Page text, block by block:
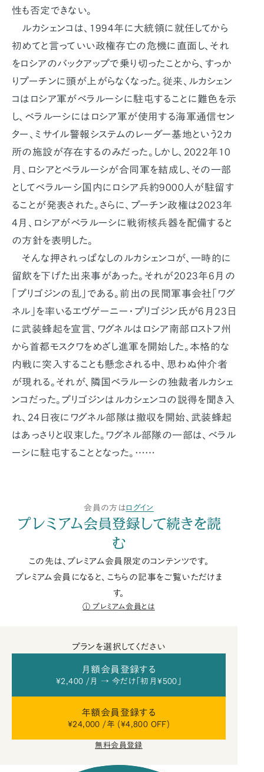
性も否定できない。
ルカシェンコは、1994年に大統領に就任してから
初めてと言っていい政権存亡の危機に直面し、それ
をロシアのバックアップで乗り切ったことから、すっか
りプーチンに頭が上がらなくなった。従来、ルカシェン
コはロシア軍がベラルーシに駐屯することに難色を示
し、ベラルーシにはロシア軍が使用する海軍通信セン
ター、ミサイル警報システムのレーダー基地という2カ
所の施設が存在するのみだった。しかし、2022年10
月、ロシアとベラルーシが合同軍を結成し、その一部
としてベラルーシ国内にロシア兵約9000人が駐留す
ることが発表された。さらに、プーチン政権は2023年
4月、ロシアがベラルーシに戦術核兵器を配備すると
の方針を表明した。
そんな押されっぱなしのルカシェンコが、一時的に
留飲を下げた出来事があった。それが2023年6月の
「プリゴジンの乱」である。前出の民間軍事会社「ワグ
ネル」を率いるエヴゲーニー・プリゴジン氏が6月23日
に武装蜂起を宣言、ワグネルはロシア南部ロストフ州
から首都モスクワをめざし進軍を開始した。本格的な
内戦に突入することも懸念される中、思わぬ仲介者
が現れる。それが、隣国ベラルーシの独裁者ルカシェ
ンコだった。プリゴジンはルカシェンコの説得を聞き入
れ、24日夜にワグネル部隊は撤収を開始、武装蜂起
はあっさりと収束した。ワグネル部隊の一部は、ベラル
ーシに駐屯することとなった。……
会員の方はログイン
プレミアム会員登録して続きを読
む
この先は、プレミアム会員限定のコンテンツです。
プレミアム会員になると、こちらの記事をご覧いただけま
す。
プレミアム会員とは
プランを選択してください
月額会員登録する
¥2,400 /月 → 今だけ「初月¥500」
年額会員登録する
¥24,000 /年 (¥4,800 OFF)
無料会員登録